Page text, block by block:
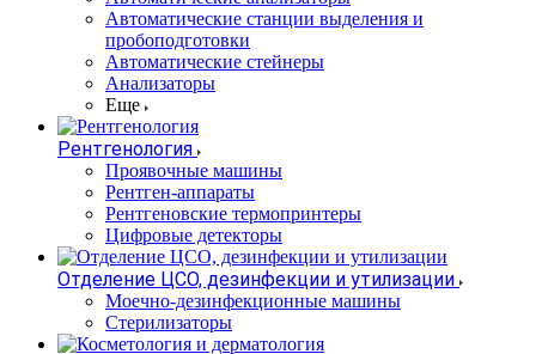
Автоматические станции выделения и
пробоподготовки
Автоматические стейнеры
Анализаторы
Еще
Рентгенология
Проявочные машины
Рентген-аппараты
Рентгеновские термопринтеры
Цифровые детекторы
Отделение ЦСО, дезинфекции и утилизации
Моечно-дезинфекционные машины
Стерилизаторы